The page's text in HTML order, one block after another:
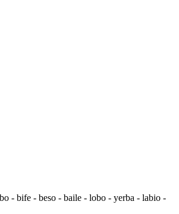
- bife - beso - baile - lobo - yerba - labio -